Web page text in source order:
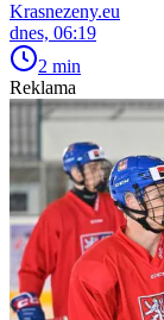
Krasnezeny.eu
dnes, 06:19
2 min
Reklama